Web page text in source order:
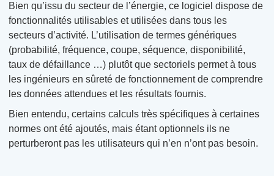
Bien qu’issu du secteur de l’énergie, ce logiciel dispose de
fonctionnalités utilisables et utilisées dans tous les
secteurs d’activité. L’utilisation de termes génériques
(probabilité, fréquence, coupe, séquence, disponibilité,
taux de défaillance …) plutôt que sectoriels permet à tous
les ingénieurs en sûreté de fonctionnement de comprendre
les données attendues et les résultats fournis.
Bien entendu, certains calculs très spécifiques à certaines
normes ont été ajoutés, mais étant optionnels ils ne
perturberont pas les utilisateurs qui n’en n’ont pas besoin.